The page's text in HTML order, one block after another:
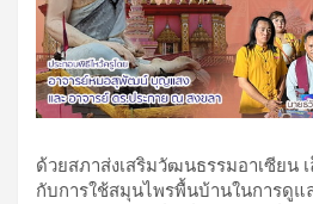
ด้วยสภาส่งเสริมวัฒนธรรมอาเซียน
กับการใช้สมุนไพรพื้นบ้านในการดู